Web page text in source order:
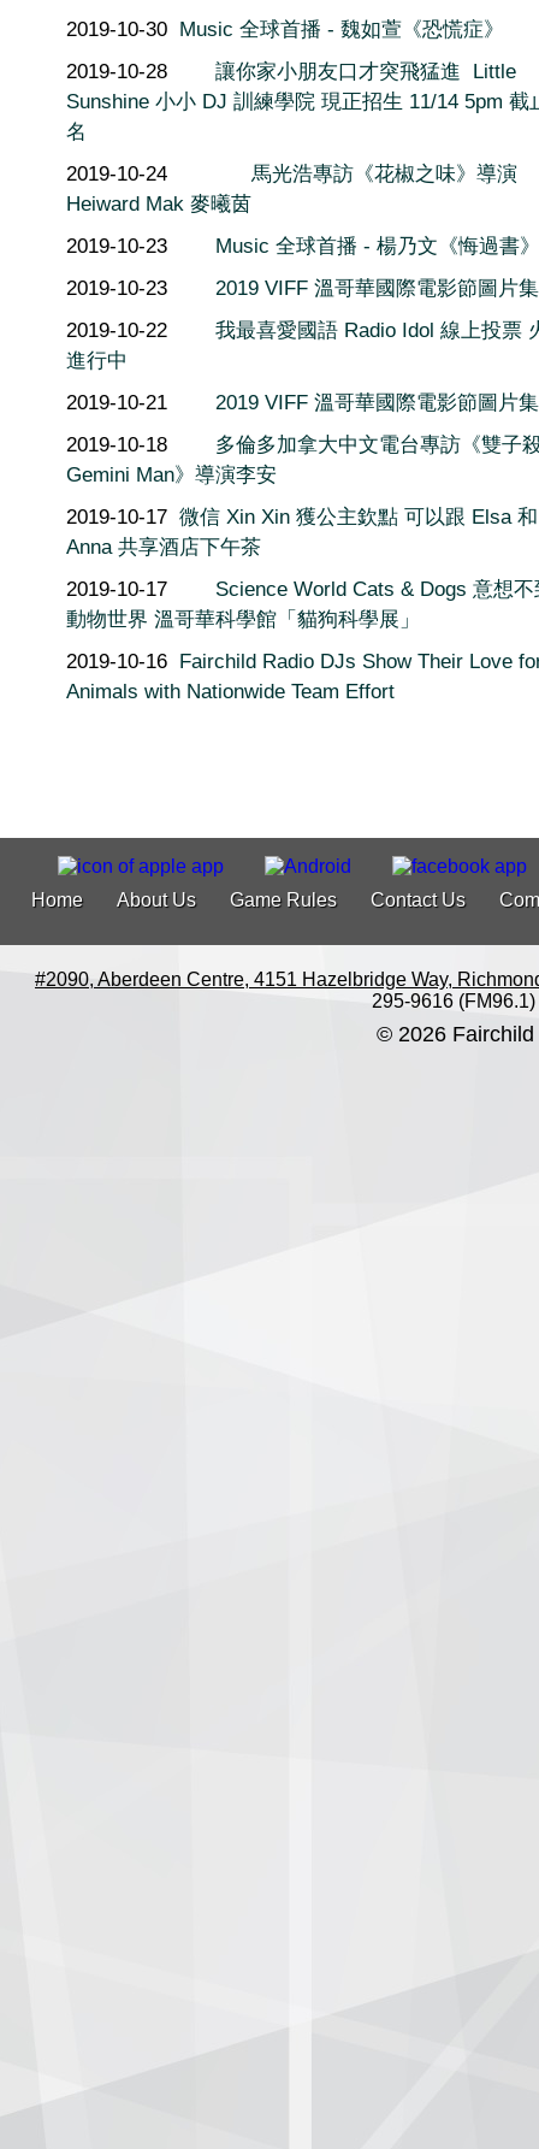
2019-10-30 Music 全球首播 - 魏如萱《恐慌症》
2019-10-28
讓你家小朋友口才突飛猛進 ​ Little
Sunshine 小小 DJ 訓練學院 現正招生 11/14 5pm 截
名
2019-10-24
馬光浩專訪《花椒之味》導演
Heiward Mak 麥曦茵
2019-10-23
Music 全球首播 - 楊乃文《悔過書》
2019-10-23
2019 VIFF 溫哥華國際電影節圖片
2019-10-22
我最喜愛國語 Radio Idol 線上投票
進行中
2019-10-21
2019 VIFF 溫哥華國際電影節圖片
2019-10-18
多倫多加拿大中文電台專訪《雙子
Gemini Man》導演李安
2019-10-17 微信 Xin Xin 獲公主欽點 可以跟 Elsa 和
Anna 共享酒店下午茶
2019-10-17
Science World Cats & Dogs 意想
動物世界 溫哥華科學館「貓狗科學展」
2019-10-16 Fairchild Radio DJs Show Their Love
Animals with Nationwide Team Effort
Home About Us Game Rules Contact Us
#2090, Aberdeen Centre, 4151 Hazelbridge Way,
295-9616 (FM96.1)
© 2026 Fairchild